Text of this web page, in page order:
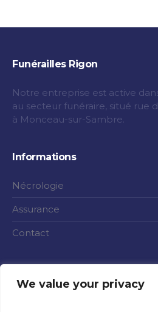
We value your privacy
Funérailles Rigon
Notre entreprise est active
au secteur funéraire, situé rue
à Monceau-sur-Sambre.
Informations
Nécrologie
Assurance
Contact